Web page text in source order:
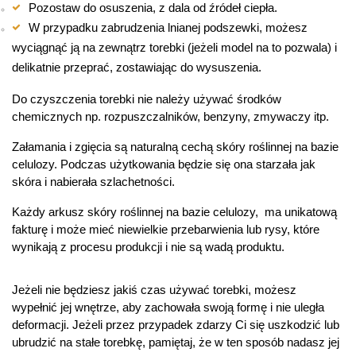
Pozostaw do osuszenia, z dala od źródeł ciepła.
W przypadku zabrudzenia lnianej podszewki, możesz
wyciągnąć ją na zewnątrz torebki (jeżeli model na to pozwala) i
delikatnie przeprać, zostawiając do wysuszenia.
Do czyszczenia torebki nie należy używać środków
chemicznych np. rozpuszczalników, benzyny, zmywaczy itp.
Załamania i zgięcia są naturalną cechą skóry roślinnej na bazie
celulozy. Podczas użytkowania będzie się ona starzała jak
skóra i nabierała szlachetności.
Każdy arkusz skóry roślinnej na bazie celulozy, ma unikatową
fakturę i może mieć niewielkie przebarwienia lub rysy, które
wynikają z procesu produkcji i nie są wadą produktu.
Jeżeli nie będziesz jakiś czas używać torebki, możesz
wypełnić jej wnętrze, aby zachowała swoją formę i nie uległa
deformacji. Jeżeli przez przypadek zdarzy Ci się uszkodzić lub
ubrudzić na stałe torebkę, pamiętaj, że w ten sposób nadasz jej